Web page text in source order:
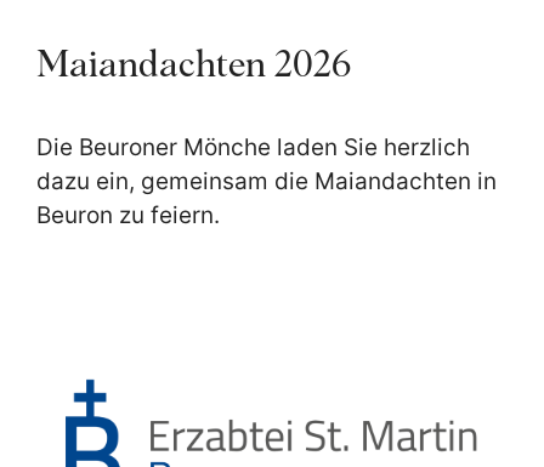
Maiandachten 2026
Die Beuroner Mönche laden Sie herzlich
dazu ein, gemeinsam die Maiandachten in
Beuron zu feiern.